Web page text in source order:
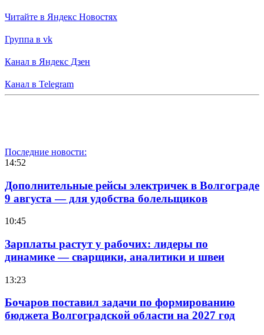
Читайте в Яндекс Новостях
Группа в vk
Канал в Яндекс Дзен
Канал в Telegram
Последние новости:
14:52
Дополнительные рейсы электричек в Волгограде
9 августа — для удобства болельщиков
10:45
Зарплаты растут у рабочих: лидеры по
динамике — сварщики, аналитики и швеи
13:23
Бочаров поставил задачи по формированию
бюджета Волгоградской области на 2027 год